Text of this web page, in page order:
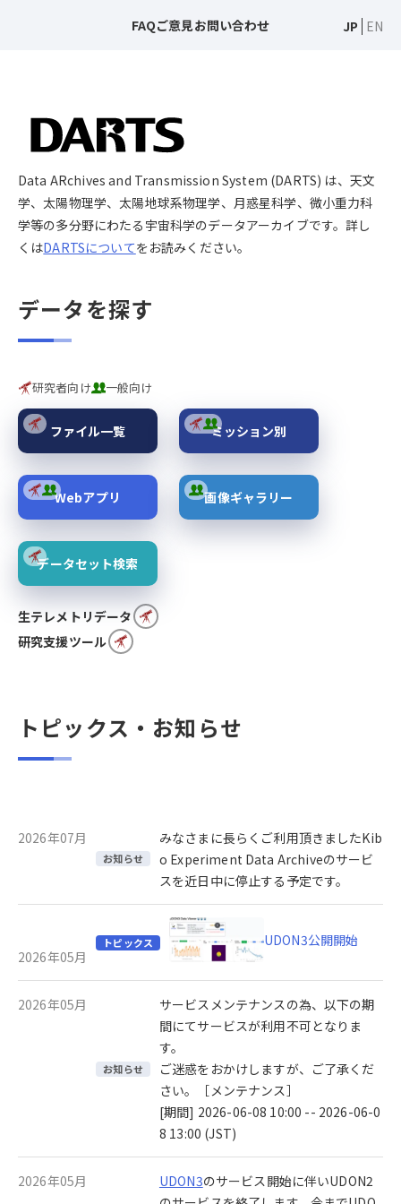
FAQご意見お問い合わせ JP EN
Data ARchives and Transmission System (DARTS) は、天文
学、太陽物理学、太陽地球系物理学、月惑星科学、微小重力科
学等の多分野にわたる宇宙科学のデータアーカイブです。詳し
くはDARTSについてをお読みください。
データを探す
研究者向け 一般向け
ファイル一覧 ミッション別
Webアプリ 画像ギャラリー
データセット検索
生テレメトリデータ
研究支援ツール
トピックス・お知らせ
2026年07月
お知らせ
みなさまに長らくご利用頂きましたKib
o Experiment Data Archiveのサービ
スを近日中に停止する予定です。
2026年05月
トピックス UDON3公開開始
2026年05月
お知らせ
サービスメンテナンスの為、以下の期
間にてサービスが利用不可となりま
す。
ご迷惑をおかけしますが、ご了承くだ
さい。［メンテナンス］
[期間] 2026-06-08 10:00 -- 2026-06-0
8 13:00 (JST)
2026年05月 UDON3のサービス開始に伴いUDON2